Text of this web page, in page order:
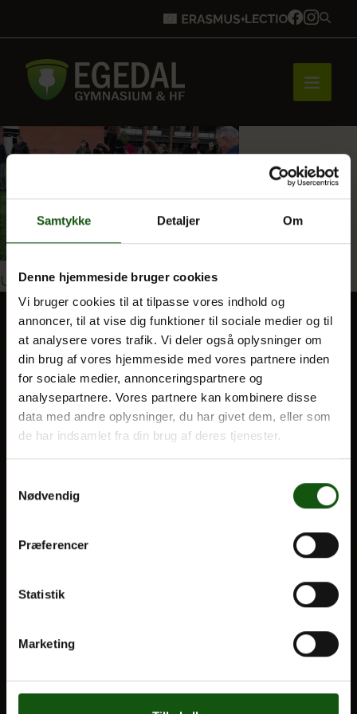
Samtykke Detaljer Om
Denne hjemmeside bruger cookies
Vi bruger cookies til at tilpasse vores indhold og
annoncer, til at vise dig funktioner til sociale medier og til
at analysere vores trafik. Vi deler også oplysninger om
din brug af vores hjemmeside med vores partnere inden
for sociale medier, annonceringspartnere og
analysepartnere. Vores partnere kan kombinere disse
data med andre oplysninger, du har givet dem, eller som
de har indsamlet fra din brug af deres tjenester.
Nødvendig
Præferencer
Statistik
Marketing
Forside
Brobygning
Bliv elev
Vores uddannelser
Om E.G.
Indlægsnavigation
Udgivet i9_126164954112741_239706950029908
BLIV ELEV
Optagelse
Til forældre
HF
Kontakt
Ferieplan
Tal og Oplysninger